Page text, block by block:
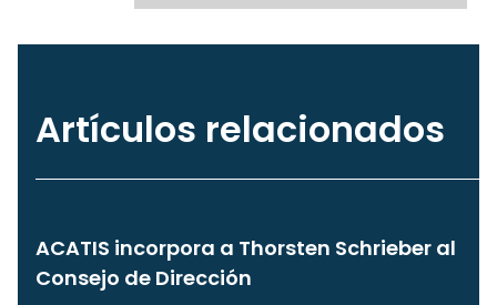
Artículos relacionados
ACATIS incorpora a Thorsten Schrieber al
Consejo de Dirección